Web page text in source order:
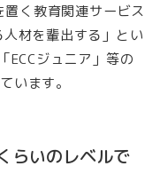
く教育関連サービス
材を輩出する」とい
ECCジュニア」等の
います。
らいのレベルで